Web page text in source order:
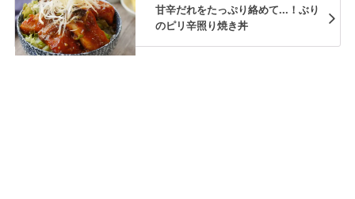
甘辛だれをたっぷり絡めて...！ぶり
のピリ辛照り焼き丼